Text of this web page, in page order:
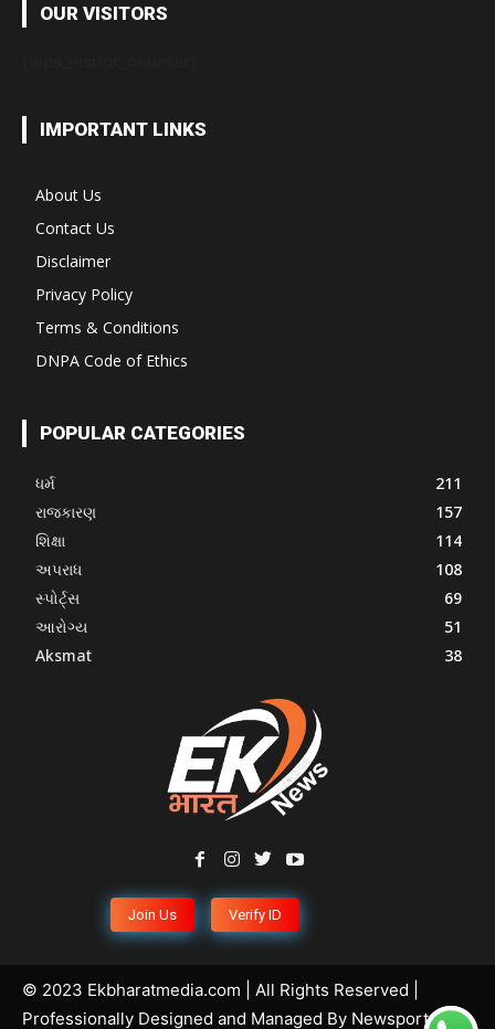
OUR VISITORS
IMPORTANT LINKS
About Us
Contact Us
Disclaimer
Privacy Policy
Terms & Conditions
DNPA Code of Ethics
POPULAR CATEGORIES
ધર્મ
211
રાજકારણ
157
શિક્ષા
114
અપરાધ
108
સ્પોર્ટ્સ
69
આરોગ્ય
51
Aksmat
38
Join Us Verify ID
© 2023 Ekbharatmedia.com | All Rights Reserved |
Professionally Designed and Managed By Newsportal